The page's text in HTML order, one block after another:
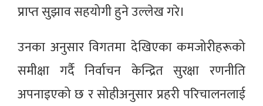
प्राप्त सुझाव सहयोगी हुने उल्लेख गरे।
उनका अनुसार विगतमा देखिएका कमजोरीहरूको
समीक्षा गर्दै निर्वाचन केन्द्रित सुरक्षा रणनीति
अपनाइएको छ र सोहीअनुसार प्रहरी परिचालनलाई